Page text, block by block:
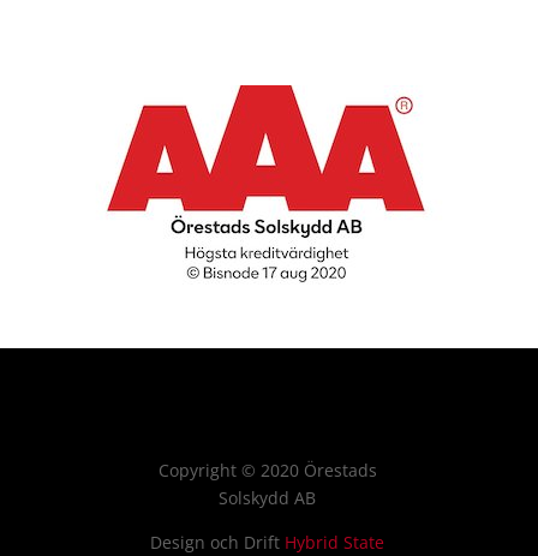
Copyright © 2020 Örestads
Solskydd AB
Design och Drift Hybrid State